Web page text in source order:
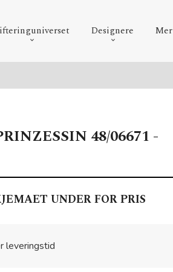
Designere Mer
48/06671 -
UNDER FOR PRIS
leveringstid